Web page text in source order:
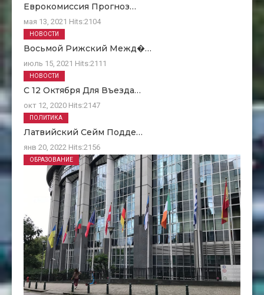
Еврокомиссия Прогноз…
мая 13, 2021 Hits:2104
Восьмой Рижский Межд�…
июль 15, 2021 Hits:2111
НОВОСТИ
С 12 Октября Для Въезда…
окт 12, 2020 Hits:2147
НОВОСТИ
Латвийский Сейм Подде…
янв 20, 2022 Hits:2156
ПОЛИТИКА
ОБРАЗОВАНИЕ